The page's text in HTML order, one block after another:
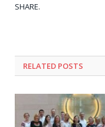
SHARE.
RELATED POSTS